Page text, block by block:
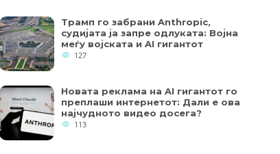
Трамп го забрани Anthropic,
судијата ја запре одлуката: Војна
меѓу војската и AI гигантот
127
Новата реклама на AI гигантот го
преплаши интернетот: Дали е ова
најчудното видео досега?
113